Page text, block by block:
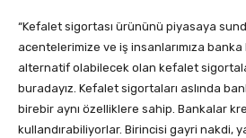
“Kefalet sigortası ürününü piyasaya
acentelerimize ve iş insanlarımıza
alternatif olabilecek olan kefalet
buradayız. Kefalet sigortaları aslında
birebir aynı özelliklere sahip. Bankalar
kullandırabiliyorlar. Birincisi gayri nakdi,